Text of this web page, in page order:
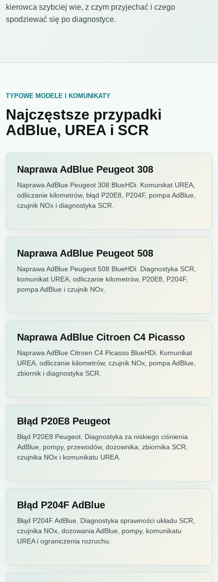
kierowca szybciej wie, z czym przyjechać i czego
spodziewać się po diagnostyce.
TYPOWE MODELE I KOMUNIKATY
Najczęstsze przypadki
AdBlue, UREA i SCR
Naprawa AdBlue Peugeot 308
Naprawa AdBlue Peugeot 308 BlueHDi. Komunikat UREA,
odliczanie kilometrów, błąd P20E8, P204F, pompa AdBlue,
czujnik NOx i diagnostyka SCR.
Naprawa AdBlue Peugeot 508
Naprawa AdBlue Peugeot 508 BlueHDi. Diagnostyka SCR,
komunikat UREA, odliczanie kilometrów, P20E8, P204F,
pompa AdBlue i czujnik NOx.
Naprawa AdBlue Citroen C4 Picasso
Naprawa AdBlue Citroen C4 Picasso BlueHDi. Komunikat
UREA, odliczanie kilometrów, czujnik NOx, pompa AdBlue,
zbiornik i diagnostyka SCR.
Błąd P20E8 Peugeot
Błąd P20E8 Peugeot. Diagnostyka za niskiego ciśnienia
AdBlue, pompy, przewodów, dozownika, zbiornika SCR,
czujnika NOx i komunikatu UREA.
Błąd P204F AdBlue
Błąd P204F AdBlue. Diagnostyka sprawności układu SCR,
czujnika NOx, dozowania AdBlue, pompy, komunikatu
UREA i ograniczenia rozruchu.